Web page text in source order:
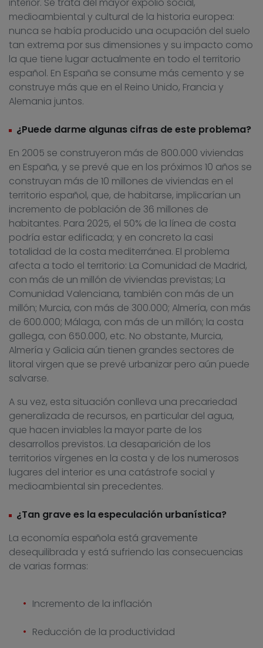
interior. Se trata del mayor expolio social,
medioambiental y cultural de la historia europea:
nunca se había producido una ocupación del suelo
tan extrema por sus dimensiones y su impacto como
la que tiene lugar actualmente en todo el territorio
español. En España se consume más cemento y se
construye más que en el Reino Unido, Francia y
Alemania juntos.
¿Puede darme algunas cifras de este problema?
En 2005 se construyeron más de 800.000 viviendas
en España, y se prevé que en los próximos 10 años se
construyan más de 10 millones de viviendas en el
territorio español, que, de habitarse, implicarían un
incremento de población de 36 millones de
habitantes. Para 2025, el 50% de la línea de costa
podría estar edificada; y en concreto la casi
totalidad de la costa mediterránea. El problema
afecta a todo el territorio: La Comunidad de Madrid,
con más de un millón de viviendas previstas; La
Comunidad Valenciana, también con más de un
millón; Murcia, con más de 300.000; Almería, con más
de 600.000; Málaga, con más de un millón; la costa
gallega, con 650.000, etc. No obstante, Murcia,
Almería y Galicia aún tienen grandes sectores de
litoral virgen que se prevé urbanizar pero aún puede
salvarse.
A su vez, esta situación conlleva una precariedad
generalizada de recursos, en particular del agua,
que hacen inviables la mayor parte de los
desarrollos previstos. La desaparición de los
territorios vírgenes en la costa y de los numerosos
lugares del interior es una catástrofe social y
medioambiental sin precedentes.
¿Tan grave es la especulación urbanística?
La economía española está gravemente
desequilibrada y está sufriendo las consecuencias
de varias formas:
Incremento de la inflación
Reducción de la productividad